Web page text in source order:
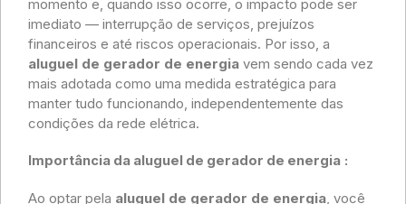
momento e, quando isso ocorre, o impacto pode ser
imediato — interrupção de serviços, prejuízos
financeiros e até riscos operacionais. Por isso, a
aluguel de gerador de energia vem sendo cada vez
mais adotada como uma medida estratégica para
manter tudo funcionando, independentemente das
condições da rede elétrica.
Importância da aluguel de gerador de energia :
Ao optar pela aluguel de gerador de energia, você